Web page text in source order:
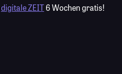
digitale ZEIT6 Wochen gratis!